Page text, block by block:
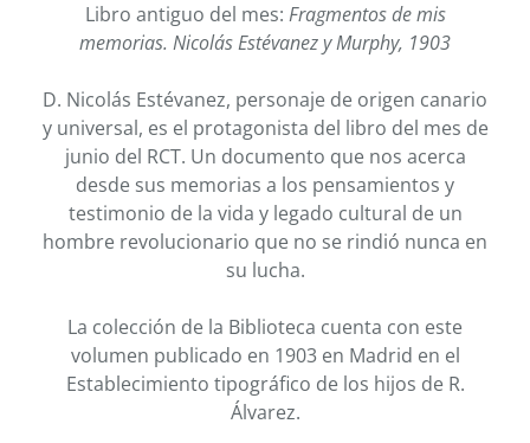
Libro antiguo del mes: Fragmentos de mis
memorias. Nicolás Estévanez y Murphy, 1903
D. Nicolás Estévanez, personaje de origen canario
y universal, es el protagonista del libro del mes de
junio del RCT. Un documento que nos acerca
desde sus memorias a los pensamientos y
testimonio de la vida y legado cultural de un
hombre revolucionario que no se rindió nunca en
su lucha.
La colección de la Biblioteca cuenta con este
volumen publicado en 1903 en Madrid en el
Establecimiento tipográfico de los hijos de R.
Álvarez.